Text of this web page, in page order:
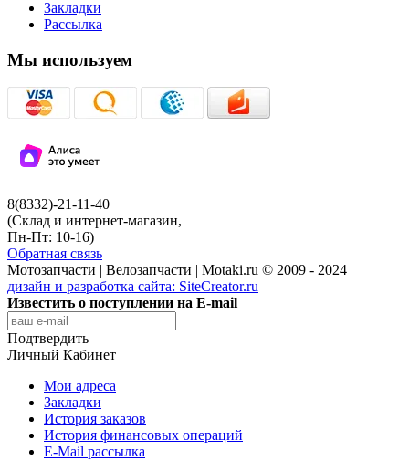
Закладки
Рассылка
Мы используем
8(8332)-21-11-40
(Склад и интернет-магазин,
Пн-Пт: 10-16)
Обратная связь
Мотозапчасти | Велозапчасти | Motaki.ru © 2009 - 2024
дизайн и разработка сайта: SiteCreator.ru
Известить о поступлении на E-mail
Подтвердить
Личный Кабинет
Мои адреса
Закладки
История заказов
История финансовых операций
E-Mail рассылка